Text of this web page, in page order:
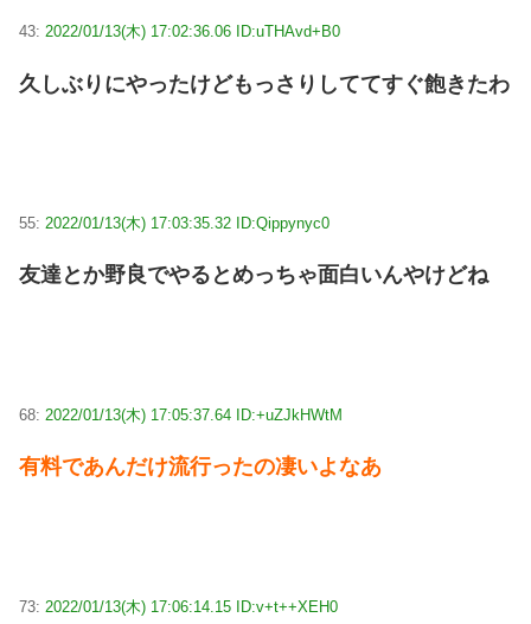
43: 2022/01/13(木) 17:02:36.06 ID:uTHAvd+B0
久しぶりにやったけどもっさりしててすぐ飽きたわ
55: 2022/01/13(木) 17:03:35.32 ID:Qippynyc0
友達とか野良でやるとめっちゃ面白いんやけどね
68: 2022/01/13(木) 17:05:37.64 ID:+uZJkHWtM
有料であんだけ流行ったの凄いよなあ
73: 2022/01/13(木) 17:06:14.15 ID:v+t++XEH0